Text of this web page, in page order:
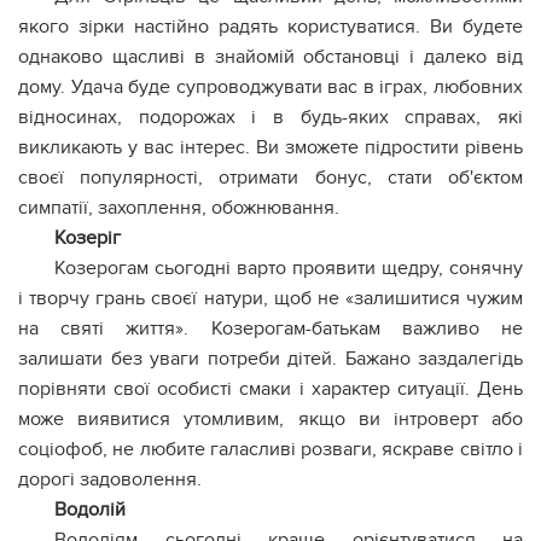
якого зірки настійно радять користуватися. Ви будете
однаково щасливі в знайомій обстановці і далеко від
дому. Удача буде супроводжувати вас в іграх, любовних
відносинах, подорожах і в будь-яких справах, які
викликають у вас інтерес. Ви зможете підростити рівень
своєї популярності, отримати бонус, стати об'єктом
симпатії, захоплення, обожнювання.
Козеріг
Козерогам сьогодні варто проявити щедру, сонячну
і творчу грань своєї натури, щоб не «залишитися чужим
на святі життя». Козерогам-батькам важливо не
залишати без уваги потреби дітей. Бажано заздалегідь
порівняти свої особисті смаки і характер ситуації. День
може виявитися утомливим, якщо ви інтроверт або
соціофоб, не любите галасливі розваги, яскраве світло і
дорогі задоволення.
Водолій